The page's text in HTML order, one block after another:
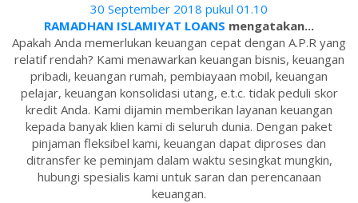
30 September 2018 pukul 01.10
RAMADHAN ISLAMIYAT LOANS mengatakan...
Apakah Anda memerlukan keuangan cepat dengan A.P.R yang
relatif rendah? Kami menawarkan keuangan bisnis, keuangan
pribadi, keuangan rumah, pembiayaan mobil, keuangan
pelajar, keuangan konsolidasi utang, e.t.c. tidak peduli skor
kredit Anda. Kami dijamin memberikan layanan keuangan
kepada banyak klien kami di seluruh dunia. Dengan paket
pinjaman fleksibel kami, keuangan dapat diproses dan
ditransfer ke peminjam dalam waktu sesingkat mungkin,
hubungi spesialis kami untuk saran dan perencanaan
keuangan.